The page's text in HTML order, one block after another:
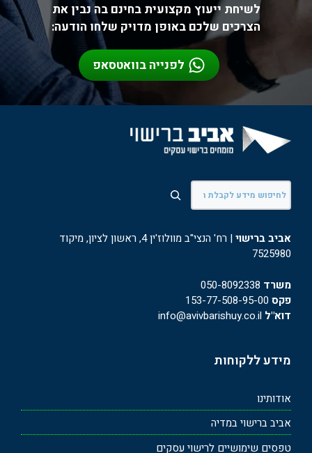
לשיחת ייעוץ מקצועית בחינם בה נבין את
הצרכים שלכם באופן מדויק שלחו הודעה:
לפנייה בוואטסאפ
חיפוש
אביב ברישוי
| רח' הנצי"ב מוולוז'ין 4, ראשון לציון, מיקוד
7525980
משרד 050-8092338
פקס
דוא"ל
מידע ללקוחות
אודותינו
אביב ברישוי במדיה
טפסים שימושיים לרישוי עסקים